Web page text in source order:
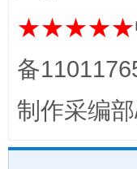
完善运行机
★★★★★
备
制作采编